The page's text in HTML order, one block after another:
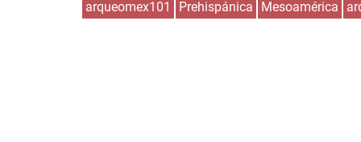
arqueomex101 Prehispánica Mesoamérica